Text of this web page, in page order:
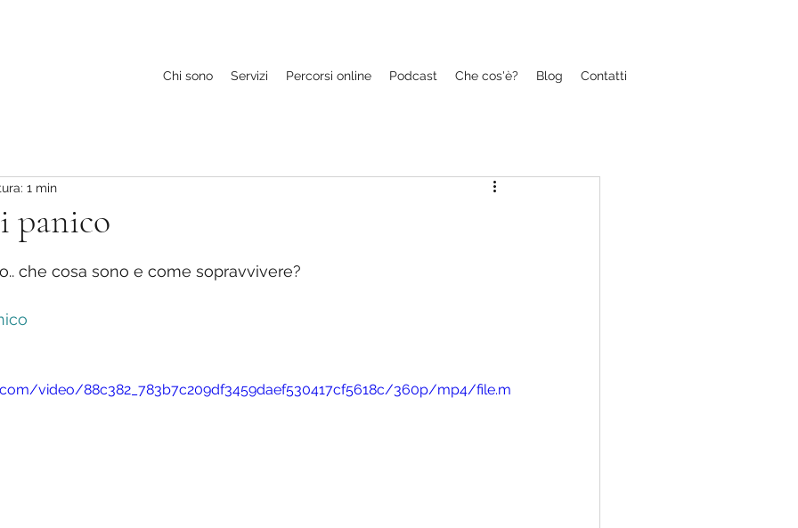
Chi sono Servizi Percorsi online Podcast Che cos'è? Blog Contatti
panico
1 min
che cosa sono e come sopravvivere?
video/88c382_783b7c209df3459daef530417cf5618c/360p/mp4/file.m